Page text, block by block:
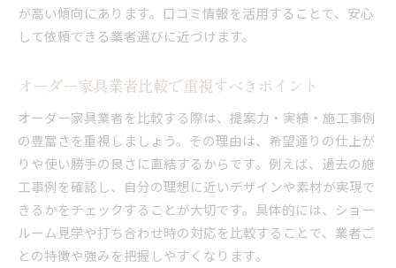
が高い傾向にあります。口コミ情報を活用することで、安心
して依頼できる業者選びに近づけます。
オーダー家具業者比較で重視すべきポイント
オーダー家具業者を比較する際は、提案力・実績・施工事例
の豊富さを重視しましょう。その理由は、希望通りの仕上が
りや使い勝手の良さに直結するからです。例えば、過去の施
工事例を確認し、自分の理想に近いデザインや素材が実現で
きるかをチェックすることが大切です。具体的には、ショー
ルーム見学や打ち合わせ時の対応を比較することで、業者ご
との特徴や強みを把握しやすくなります。